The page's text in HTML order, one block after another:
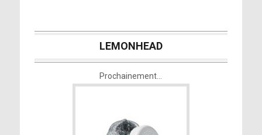
LEMONHEAD
Prochainement…